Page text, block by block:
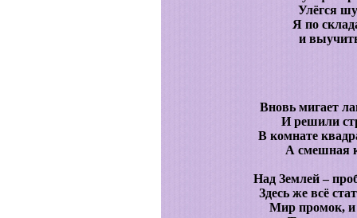
Улёгся
Я по
и
Вновь мигает
И решили
В комнате
А смешная
Над Землей –
Здесь же всё
Мир промок,